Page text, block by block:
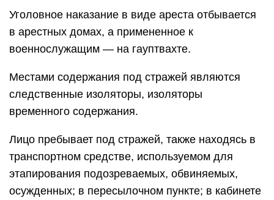
Уголовное наказание в виде ареста отбывается
в арестных домах, а примененное к
военнослужащим — на гауптвахте.
Местами содержания под стражей являются
следственные изоляторы, изоляторы
временного содержания.
Лицо пребывает под стражей, также находясь в
транспортном средстве, используемом для
этапирования подозреваемых, обвиняемых,
осужденных; в пересылочном пункте; в кабинете